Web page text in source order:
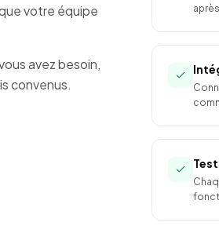
votre équipe
avez besoin,
convenus.